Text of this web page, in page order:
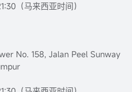
（马来西亚时间）
No. 158, Jalan Peel Sunway